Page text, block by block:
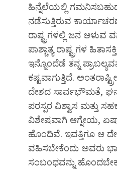
ಹಿನ್ನೆಲೆಯಲ್ಲಿ
ನಡೆಸುತ್ತಿರುವ
ರಾಷ್ಟ್ರಗಳಲ್ಲಿ ಜನ ಆಳುವ
ಪಾಶ್ಚಾತ್ಯ ರಾಷ್ಟ್ರಗಳ
ಇನ್ನೊಂದೆಡೆ ತನ್ನ
ಕಷ್ಟವಾಗುತ್ತಿದೆ.
ದೇಶದ ಸಾರ್ವಭೌಮತೆ, ಘನತೆ,
ಪರಸ್ಪರ ವಿಶ್ವಾಸ ಮತ್ತು
ವಿಶೇಷವಾಗಿ ಆಗ್ನೇಯ,
ಹೊಂದಿವೆ. ಇವತ್ತಿಗೂ ಆ
ವಹಿಸಬೇಕೆಂದು ಅವರು
ಸಂಬಂಧವನ್ನು